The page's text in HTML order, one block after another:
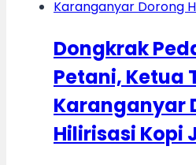
Dongkrak
Petani, Ketua
Karanganyar
Hilirisasi Kopi